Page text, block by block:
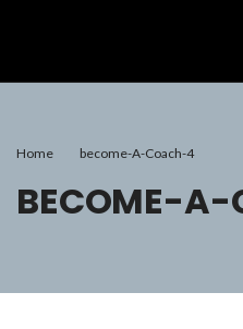
Home Become-A-Coach-4
BECOME-